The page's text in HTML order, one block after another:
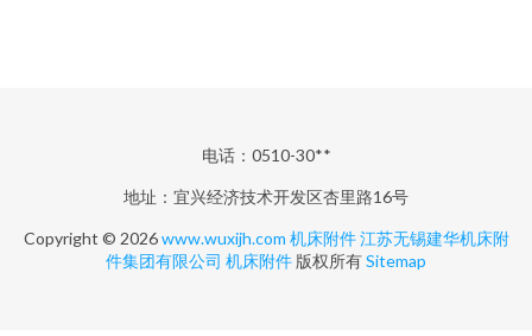
电话：0510-30**
地址：宜兴经济技术开发区杏里路16号
Copyright © 2026www.wuxijh.com 机床附件 江苏无锡建华机床附
件集团有限公司 机床附件 版权所有Sitemap